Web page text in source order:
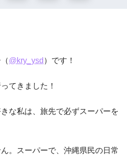
@kry_ysd ）です！
てきました！
な私は、旅先で必ずスーパーを
。スーパーで、沖縄県民の日常